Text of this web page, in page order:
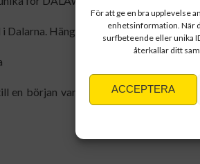
För att ge en bra upplevelse
enhetsinformation. När
surfbeteende eller unika
återkallar ditt
ACCEPTERA
Dalarna. Hänge i äkta silver. Priset är per
en början vara något längre. Vi vill